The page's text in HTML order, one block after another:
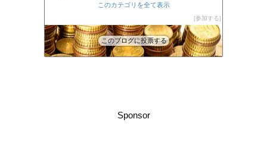
XM口座開設方法2022
このカテゴリを全て表示
参加する
このブログに投票する
Sponsor